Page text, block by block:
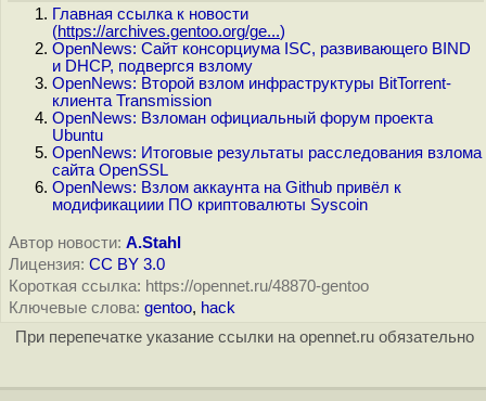
Главная ссылка к новости
(https://archives.gentoo.org/ge...)
OpenNews: Сайт консорциума ISC, развивающего BIND
и DHCP, подвергся взлому
OpenNews: Второй взлом инфраструктуры BitTorrent-
клиента Transmission
OpenNews: Взломан официальный форум проекта
Ubuntu
OpenNews: Итоговые результаты расследования взлома
сайта OpenSSL
OpenNews: Взлом аккаунта на Github привёл к
модификациии ПО криптовалюты Syscoin
Автор новости: A.Stahl
Лицензия: CC BY 3.0
Короткая ссылка: https://opennet.ru/48870-gentoo
Ключевые слова: gentoo, hack
При перепечатке указание ссылки на opennet.ru обязательно